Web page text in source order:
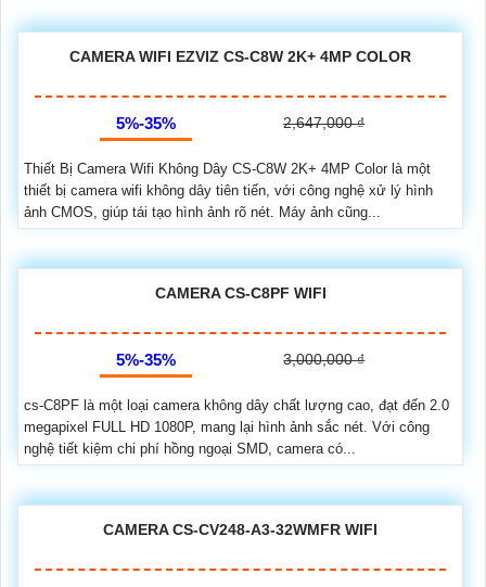
CAMERA WIFI EZVIZ CS-C8W 2K+ 4MP COLOR
5%-35% 2,647,000 ₫
Thiết Bị Camera Wifi Không Dây CS-C8W 2K+ 4MP Color là một
thiết bị camera wifi không dây tiên tiến, với công nghệ xử lý hình
ảnh CMOS, giúp tái tạo hình ảnh rõ nét. Máy ảnh cũng...
CAMERA CS-C8PF WIFI
5%-35% 3,000,000 ₫
cs-C8PF là một loại camera không dây chất lượng cao, đạt đến 2.0
megapixel FULL HD 1080P, mang lại hình ảnh sắc nét. Với công
nghệ tiết kiệm chi phí hồng ngoại SMD, camera có...
CAMERA CS-CV248-A3-32WMFR WIFI